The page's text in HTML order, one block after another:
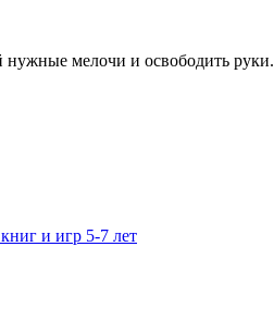
нужные мелочи и освободить руки.
и игр 5-7 лет